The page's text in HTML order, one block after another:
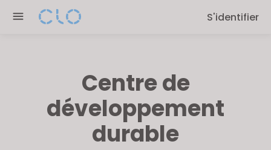
note:
accessibility
S'identifier
Centre de
développement
durable